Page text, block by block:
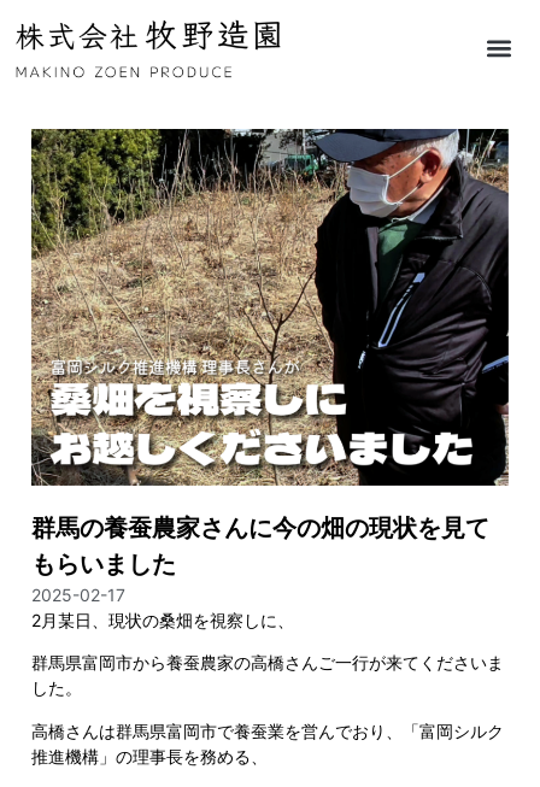
群馬の養蚕農家さんに今の畑の現状を見て
もらいました
2025-02-17
2月某日、現状の桑畑を視察しに、
群馬県富岡市から養蚕農家の高橋さんご一行が来てくださいま
した。
高橋さんは群馬県富岡市で養蚕業を営んでおり、「富岡シルク
推進機構」の理事長を務める、